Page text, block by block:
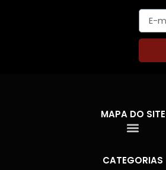
MAPA DO SITE
CATEGORIAS